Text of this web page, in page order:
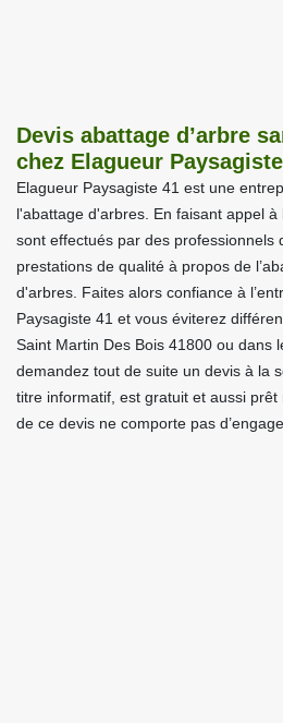
Devis abattage d’arbre
chez Elagueur
Elagueur Paysagiste 41 est une
l'abattage d'arbres. En faisant appel
sont effectués par des professionnels
prestations de qualité à propos de
d'arbres. Faites alors confiance à
Paysagiste 41 et vous éviterez
Saint Martin Des Bois 41800 ou dans
demandez tout de suite un devis à la
titre informatif, est gratuit et aussi
de ce devis ne comporte pas